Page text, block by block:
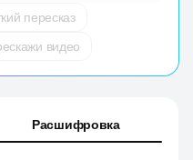
пересказ
видео
Расшифровка